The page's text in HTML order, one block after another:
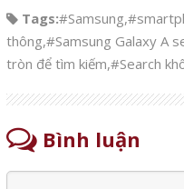
Tags:#Samsung,
thông,#Samsung Galaxy A
tròn để tìm kiếm,#Search
Bình luận